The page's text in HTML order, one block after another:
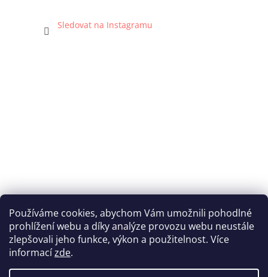
Používáme cookies, abychom Vám umožnili pohodlné
prohlížení webu a díky analýze provozu webu neustále
zlepšovali jeho funkce, výkon a použitelnost. Více
informacízde.
Sledovat na Instagramu
Katka Hromasová Foto